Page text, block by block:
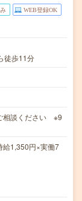
WEB登録OK
徒歩11分
相談ください ※9
1,350円×実働7